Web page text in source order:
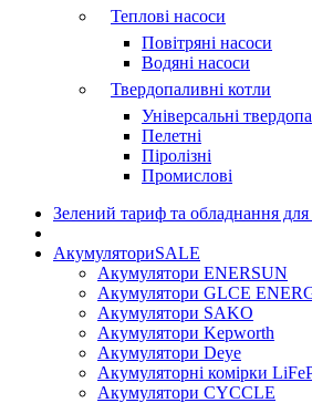
Теплові насоси
Повітряні насоси
Водяні насоси
Твердопаливні котли
Універсальні
Пелетні
Піролізні
Промислові
Зелений тариф та обладнання
АкумуляториSALE
Акумулятори ENERSUN
Акумулятори GLCE
Акумулятори SAKO
Акумулятори Kepworth
Акумулятори Deye
Акумуляторні комірки
Акумулятори CYCCLE